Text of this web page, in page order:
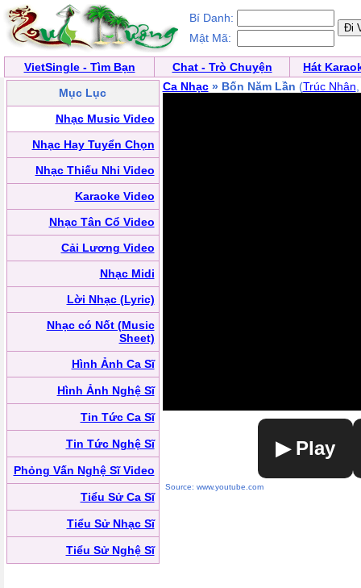
Bí Danh:
Mật Mã:
VietSingle - Tìm Bạn Chat - Trò Chuyện
Hát
Mục Lục
Nhạc Music Video
Nhạc Hay Tuyển Chọn
Nhạc Thiếu Nhi Video
Karaoke Video
Nhạc Tân Cổ Video
Cải Lương Video
Nhạc Midi
Lời Nhạc (Lyric)
Nhạc có Nốt (Music
Sheet)
Hình Ảnh Ca Sĩ
Hình Ảnh Nghệ Sĩ
Tin Tức Ca Sĩ
Tin Tức Nghệ Sĩ
Phỏng Vấn Nghệ Sĩ Video
Tiểu Sử Ca Sĩ
Tiểu Sử Nhạc Sĩ
Tiểu Sử Nghệ Sĩ
Ca Nhạc» Bốn Năm Lần (Trúc Nhân
▶ Play
Source: www.youtube.com